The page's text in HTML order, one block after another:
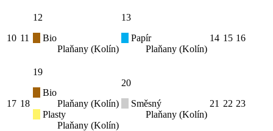
10 11
12
Bio
Plaňany (Kolín)
13
Papír
Plaňany (Kolín)
14 15 16
17 18
19
Bio
Plaňany (Kolín)
Plasty
Plaňany (Kolín)
20
Směsný
Plaňany (Kolín)
21 22 23